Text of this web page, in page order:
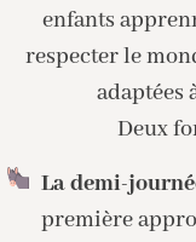
enfants
respecter le
adaptées
Deux
La demi-
première